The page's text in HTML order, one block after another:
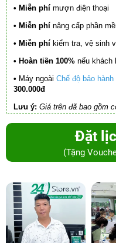
• Miễn phí mượn điện thoại
• Miễn phí nâng cấp phần
• Miễn phí kiểm tra, vệ sinh
• Hoàn tiền 100% nếu khách
• Máy ngoài Chế độ bảo hành
300.000đ
Lưu ý: Giá trên đã bao gồm
Đặt
(Tặng